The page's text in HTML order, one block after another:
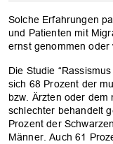
Solche Erfahrungen
und Patienten mit
ernst genommen oder
Die Studie
sich 68 Prozent der
bzw. Ärzten oder dem
schlechter behandelt
Prozent der
Männer. Auch 61